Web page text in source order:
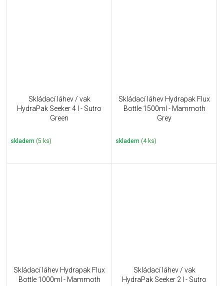
Skládací láhev / vak
HydraPak Seeker 4 l - Sutro
Green
skladem (5 ks)
Skládací láhev Hydrapak Flux
Bottle 1500ml - Mammoth
Grey
skladem (4 ks)
Skládací láhev Hydrapak Flux
Bottle 1000ml - Mammoth
Skládací láhev / vak
HydraPak Seeker 2 l - Sutro